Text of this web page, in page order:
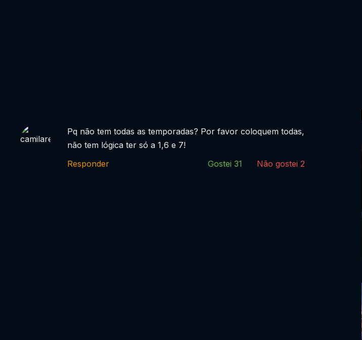
Pq não tem todas as temporadas? Por favor coloquem todas,
não tem lógica ter só a 1,6 e 7!
Responder
Gostei31 Não gostei2